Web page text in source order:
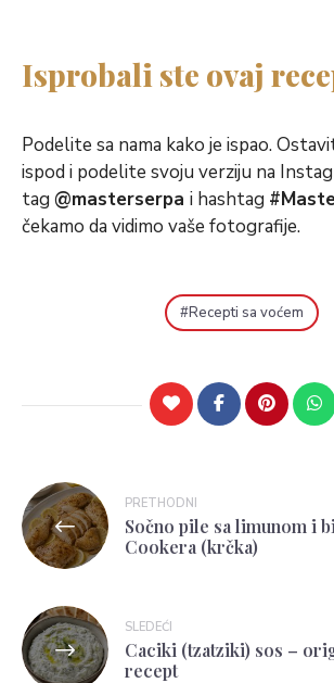
Isprobali ste ovaj
Podelite sa nama kako je ispao.
ispod i podelite svoju verziju na
tag @masterserpa i hashtag
čekamo da vidimo vaše fotografije.
Recepti sa voćem
PRETHODNI
Sočno pile sa limunom i
Cookera (krčka)
SLEDEĆI
Caciki (tzatziki) sos –
recept